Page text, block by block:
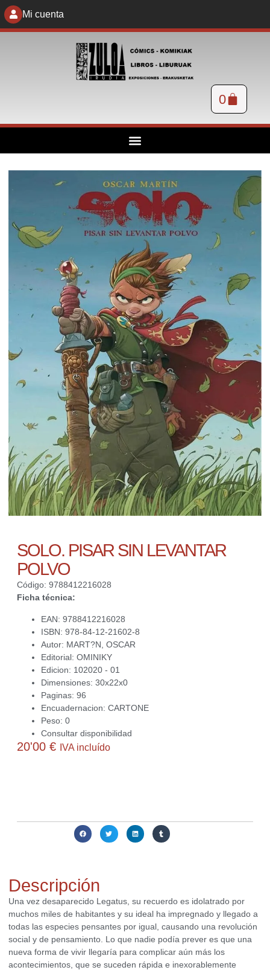
Mi cuenta
0
SOLO. PISAR SIN LEVANTAR
POLVO
Código: 9788412216028
Ficha técnica:
EAN: 9788412216028
ISBN: 978-84-12-21602-8
Autor: MART?N, OSCAR
Editorial: OMINIKY
Edicion: 102020 - 01
Dimensiones: 30x22x0
Paginas: 96
Encuadernacion: CARTONE
Peso: 0
Consultar disponibilidad
20'00 € IVA incluído
Descripción
Una vez desaparecido Legatus, su recuerdo es idolatrado por
muchos miles de habitantes y su ideal ha impregnado y llegado a
todas las especies pensantes por igual, causando una revolución
social y de pensamiento. Lo que nadie podía prever es que una
nueva forma de vivir llegaría para complicar aún más los
acontecimientos, que se suceden rápida e inexorablemente